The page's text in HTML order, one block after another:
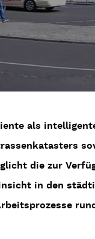
als
die zur
in den